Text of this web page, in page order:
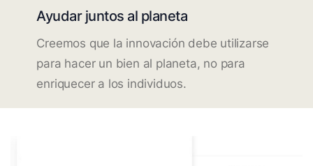
Ayudar juntos al planeta
Creemos que la innovación debe utilizarse
para hacer un bien al planeta, no para
enriquecer a los individuos.